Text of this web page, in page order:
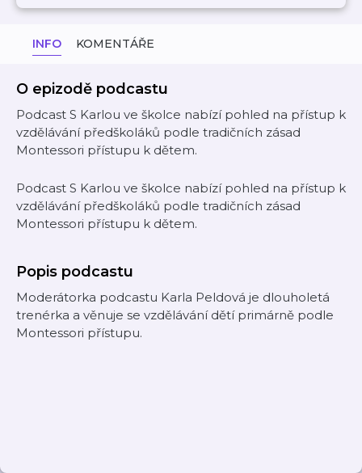
INFO KOMENTÁŘE
O epizodě podcastu
Podcast S Karlou ve školce nabízí pohled na přístup k
vzdělávání předškoláků podle tradičních zásad
Montessori přístupu k dětem.
Podcast S Karlou ve školce nabízí pohled na přístup k
vzdělávání předškoláků podle tradičních zásad
Montessori přístupu k dětem.
Popis podcastu
Moderátorka podcastu Karla Peldová je dlouholetá
trenérka a věnuje se vzdělávání dětí primárně podle
Montessori přístupu.